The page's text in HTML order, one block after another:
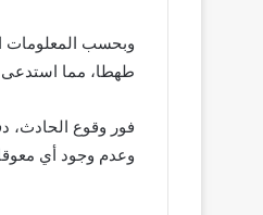
طهطا، مما استدعى
فور وقوع الحادث،
وعدم وجود أي